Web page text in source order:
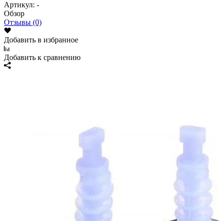
Артикул: -
Обзор
Отзывы (0)
Добавить в избранное
Добавить к сравнению